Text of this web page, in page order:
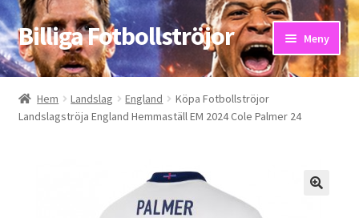
Hoppa
till
navigering
Hoppa
till
innehåll
Billiga Fotbollströjor Meny
Hem
Bloggar
Hem Landslag England
Köpa Fotbollströjor
Landslagströja England Hemmaställ EM 2024 Cole Palmer 24